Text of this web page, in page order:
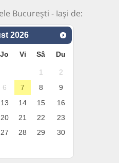
București - Iași de:
2026
Jo Vi Sâ Du
1
2
6 7 8
9
13 14 15
16
20 21 22
23
27 28 29
30